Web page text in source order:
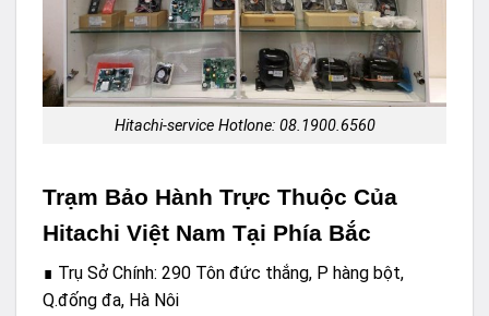
Hitachi-service Hotlone: 08.1900.6560
Trạm Bảo Hành Trực Thuộc Của
Hitachi Việt Nam Tại Phía Bắc
∎ Trụ Sở Chính: 290 Tôn đức thắng, P hàng bột,
Q.đống đa, Hà Nôi